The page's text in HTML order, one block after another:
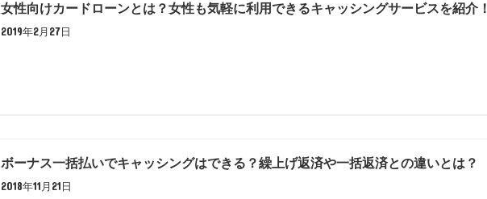
女性向けカードローンとは？女性も気軽に利用できるキャッシングサービスを紹介！
2019年2月27日
ボーナス一括払いでキャッシングはできる？繰上げ返済や一括返済との違いとは？
2018年11月21日